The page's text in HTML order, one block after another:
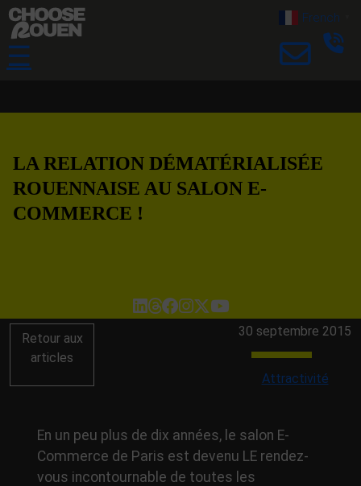
☰
French
LA RELATION DÉMATÉRIALISÉE
ROUENNAISE AU SALON E-
COMMERCE !
Retour aux
articles
30 septembre 2015
Attractivité
En un peu plus de dix années, le salon E-
Commerce de Paris est devenu LE rendez-
vous incontournable de toutes les